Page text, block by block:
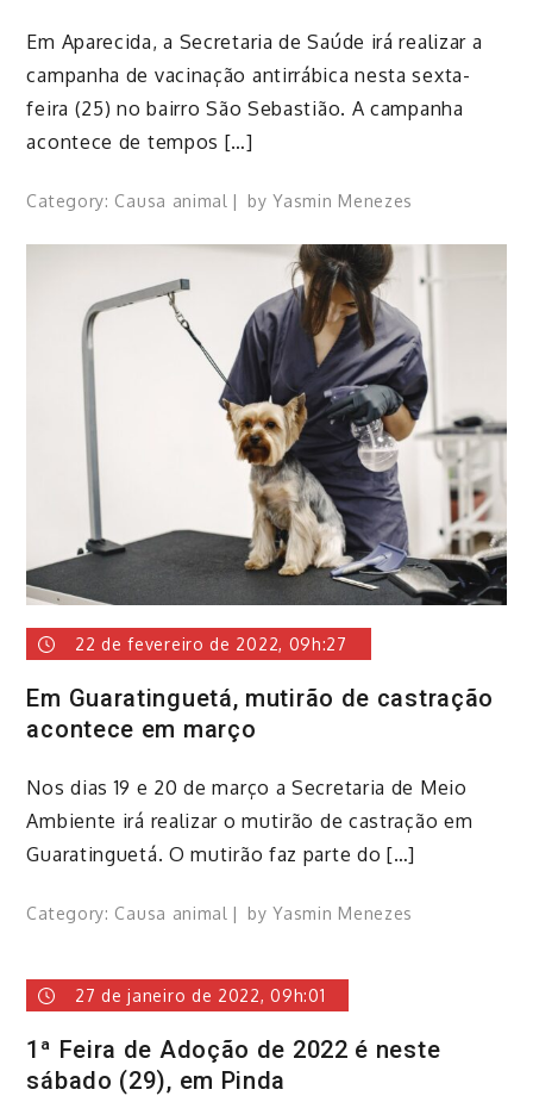
​Em Aparecida, a Secretaria de Saúde irá realizar a
campanha de vacinação antirrábica nesta sexta-
feira (25) no bairro São Sebastião. ​A campanha
acontece de tempos […]
Category: Causa animal byYasmin Menezes
22 de fevereiro de 2022, 09h:27
Em Guaratinguetá, mutirão de castração
acontece em março
​Nos dias 19 e 20 de março a Secretaria de Meio
Ambiente irá realizar o mutirão de castração em
Guaratinguetá. O mutirão faz parte do […]
Category: Causa animal byYasmin Menezes
27 de janeiro de 2022, 09h:01
1ª Feira de Adoção de 2022 é neste
sábado (29), em Pinda